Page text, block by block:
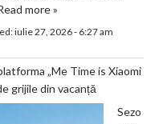
more »
iulie 27, 2026 - 6:27 am
„Me Time is Xiaomi
grijile din vacanță
Sezo